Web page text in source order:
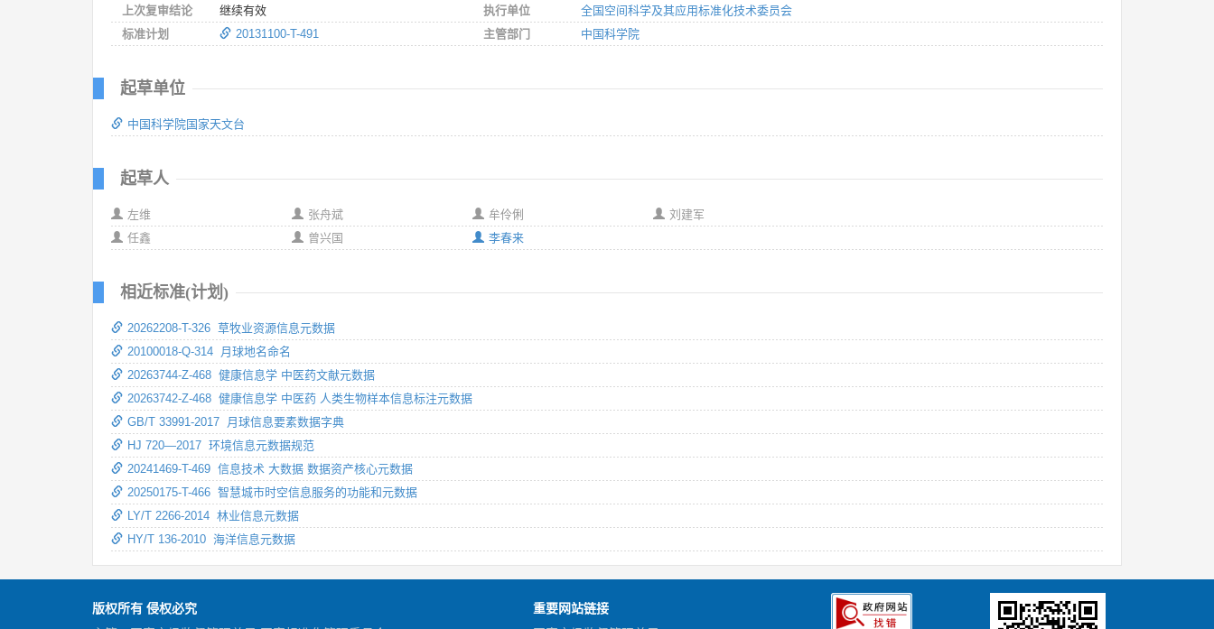
上次复审结论
继续有效
标准计划
20131100-T-491
执行单位
全国空间科学及其应用标准化技术委员会
主管部门
中国科学院
起草单位
中国科学院国家天文台
起草人
左维
张舟斌
任鑫
曾兴国
牟伶俐
刘建军
李春来
相近标准(计划)
20262208-T-326 草牧业资源信息元数据
20100018-Q-314 月球地名命名
20263744-Z-468 健康信息学 中医药文献元数据
20263742-Z-468 健康信息学 中医药 人类生物样本信息标注元数据
GB/T 33991-2017 月球信息要素数据字典
HJ 720—2017 环境信息元数据规范
20241469-T-469 信息技术 大数据 数据资产核心元数据
20250175-T-466 智慧城市时空信息服务的功能和元数据
LY/T 2266-2014 林业信息元数据
HY/T 136-2010 海洋信息元数据
版权所有 侵权必究
重要网站链接